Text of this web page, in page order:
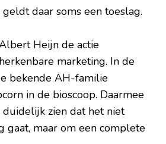
daar soms een toeslag.
Heijn de actie
marketing. In de
bekende AH-familie
in de bioscoop. Daarmee
zien dat het niet
gaat, maar om een complete